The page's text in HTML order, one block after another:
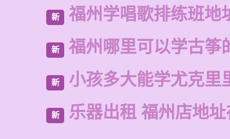
新 福州学唱歌排练班地
新 福州哪里可以学古筝
新 小孩多大能学尤克里
新 乐器出租 福州店地